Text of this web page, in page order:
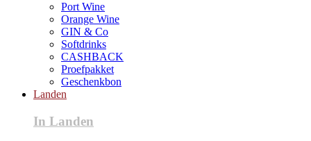
Port Wine
Orange Wine
GIN & Co
Softdrinks
CASHBACK
Proefpakket
Geschenkbon
Landen
In Landen